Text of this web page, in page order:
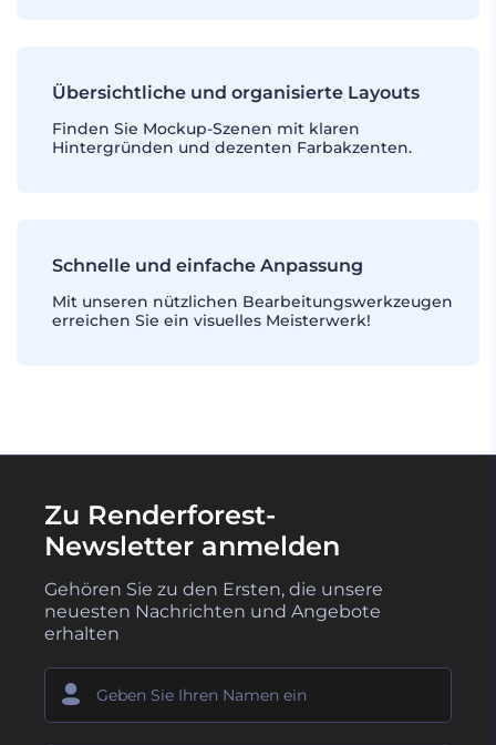
Übersichtliche und organisierte Layouts
Finden Sie Mockup-Szenen mit klaren
Hintergründen und dezenten Farbakzenten.
Schnelle und einfache Anpassung
Mit unseren nützlichen Bearbeitungswerkzeugen
erreichen Sie ein visuelles Meisterwerk!
Zu Renderforest-
Newsletter anmelden
Gehören Sie zu den Ersten, die unsere
neuesten Nachrichten und Angebote
erhalten